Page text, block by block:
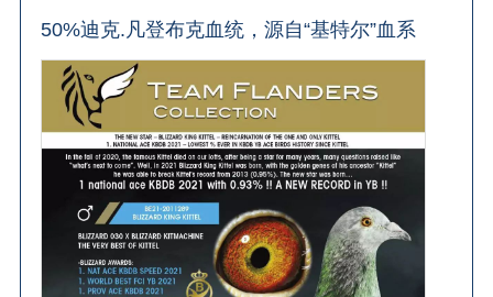
50%迪克.凡登布克血统，源自“基特尔”血系